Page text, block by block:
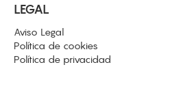
LEGAL
Aviso Legal
Política de cookies
Política de privacidad